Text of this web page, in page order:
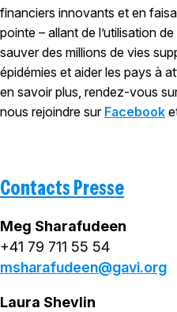
financiers innovants et en
pointe – allant de l’utilisation
sauver des millions de vies
épidémies et aider les pays à
en savoir plus, rendez-vous
nous rejoindre sur Facebook
Contacts Presse
Meg Sharafudeen
+41 79 711 55 54
msharafudeen@gavi.org
Laura Shevlin